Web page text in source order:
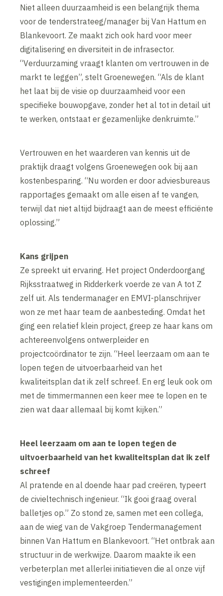
Niet alleen duurzaamheid is een belangrijk thema
voor de tenderstrateeg/manager bij Van Hattum en
Blankevoort. Ze maakt zich ook hard voor meer
digitalisering en diversiteit in de infrasector.
“Verduurzaming vraagt klanten om vertrouwen in de
markt te leggen”, stelt Groenewegen. “Als de klant
het laat bij de visie op duurzaamheid voor een
specifieke bouwopgave, zonder het al tot in detail uit
te werken, ontstaat er gezamenlijke denkruimte.”
Vertrouwen en het waarderen van kennis uit de
praktijk draagt volgens Groenewegen ook bij aan
kostenbesparing. “Nu worden er door adviesbureaus
rapportages gemaakt om alle eisen af te vangen,
terwijl dat niet altijd bijdraagt aan de meest efficiënte
oplossing.”
Kans grijpen
Ze spreekt uit ervaring. Het project Onderdoorgang
Rijksstraatweg in Ridderkerk voerde ze van A tot Z
zelf uit. Als tendermanager en EMVI-planschrijver
won ze met haar team de aanbesteding. Omdat het
ging een relatief klein project, greep ze haar kans om
achtereenvolgens ontwerpleider en
projectcoördinator te zijn. “Heel leerzaam om aan te
lopen tegen de uitvoerbaarheid van het
kwaliteitsplan dat ik zelf schreef. En erg leuk ook om
met de timmermannen een keer mee te lopen en te
zien wat daar allemaal bij komt kijken.”
Heel leerzaam om aan te lopen tegen de
uitvoerbaarheid van het kwaliteitsplan dat ik zelf
schreef
Al pratende en al doende haar pad creëren, typeert
de civieltechnisch ingenieur. “Ik gooi graag overal
balletjes op.” Zo stond ze, samen met een collega,
aan de wieg van de Vakgroep Tendermanagement
binnen Van Hattum en Blankevoort. “Het ontbrak aan
structuur in de werkwijze. Daarom maakte ik een
verbeterplan met allerlei initiatieven die al onze vijf
vestigingen implementeerden.”